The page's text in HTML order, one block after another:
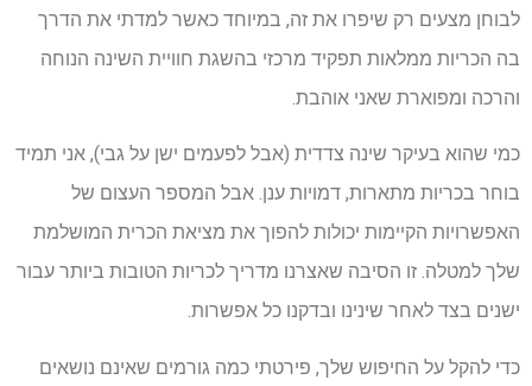
לבוחן מצעים רק שיפרו את זה, במיוחד כאשר למדתי את הדרך
בה הכריות ממלאות תפקיד מרכזי בהשגת חוויית השינה הנוחה
והרכה ומפוארת שאני אוהבת.
כמי שהוא בעיקר שינה צדדית (אבל לפעמים ישן על גבי), אני תמיד
בוחר בכריות מתארות, דמויות ענן. אבל המספר העצום של
האפשרויות הקיימות יכולות להפוך את מציאת הכרית המושלמת
שלך למטלה. זו הסיבה שאצרנו מדריך לכריות הטובות ביותר עבור
ישנים בצד לאחר שינינו ובדקנו כל אפשרות.
כדי להקל על החיפוש שלך, פירטתי כמה גורמים שאינם נושאים